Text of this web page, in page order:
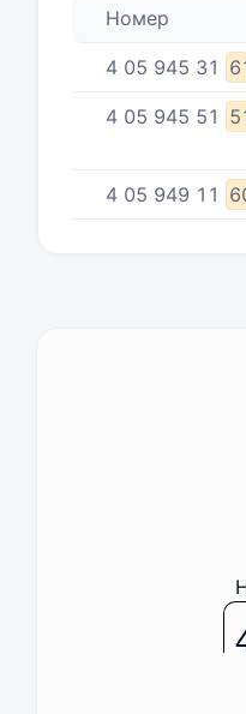
Номер
4 05 945 31
4 05 945 51
4 05 949 11